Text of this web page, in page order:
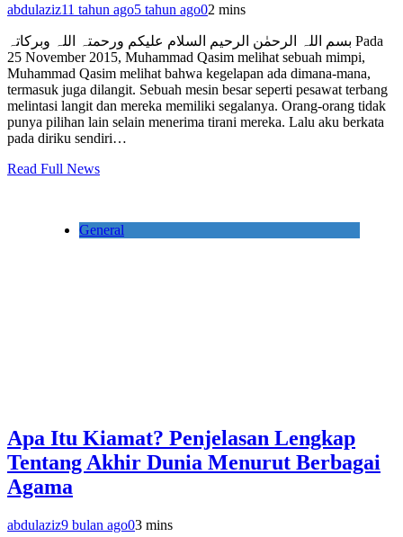
abdulaziz11 tahun ago5 tahun ago02 mins
بسم اللہ الرحمٰن الرحیم السلام علیکم ورحمتہ اللہ وبرکاتہ Pada
25 November 2015, Muhammad Qasim melihat sebuah mimpi,
Muhammad Qasim melihat bahwa kegelapan ada dimana-mana,
termasuk juga dilangit. Sebuah mesin besar seperti pesawat terbang
melintasi langit dan mereka memiliki segalanya. Orang-orang tidak
punya pilihan lain selain menerima tirani mereka. Lalu aku berkata
pada diriku sendiri…
Read Full News
General
Apa Itu Kiamat? Penjelasan Lengkap
Tentang Akhir Dunia Menurut Berbagai
Agama
abdulaziz9 bulan ago03 mins